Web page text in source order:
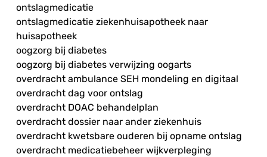
ontslagmedicatie
ontslagmedicatie ziekenhuisapotheek naar
huisapotheek
oogzorg bij diabetes
oogzorg bij diabetes verwijzing oogarts
overdracht ambulance SEH mondeling en digitaal
overdracht dag voor ontslag
overdracht DOAC behandelplan
overdracht dossier naar ander ziekenhuis
overdracht kwetsbare ouderen bij opname ontslag
overdracht medicatiebeheer wijkverpleging